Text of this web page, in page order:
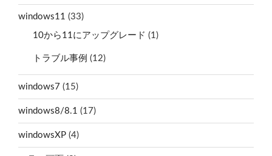
windows11 (33)
10から11にアップグレード (1)
トラブル事例 (12)
windows7 (15)
windows8/8.1 (17)
windowsXP (4)